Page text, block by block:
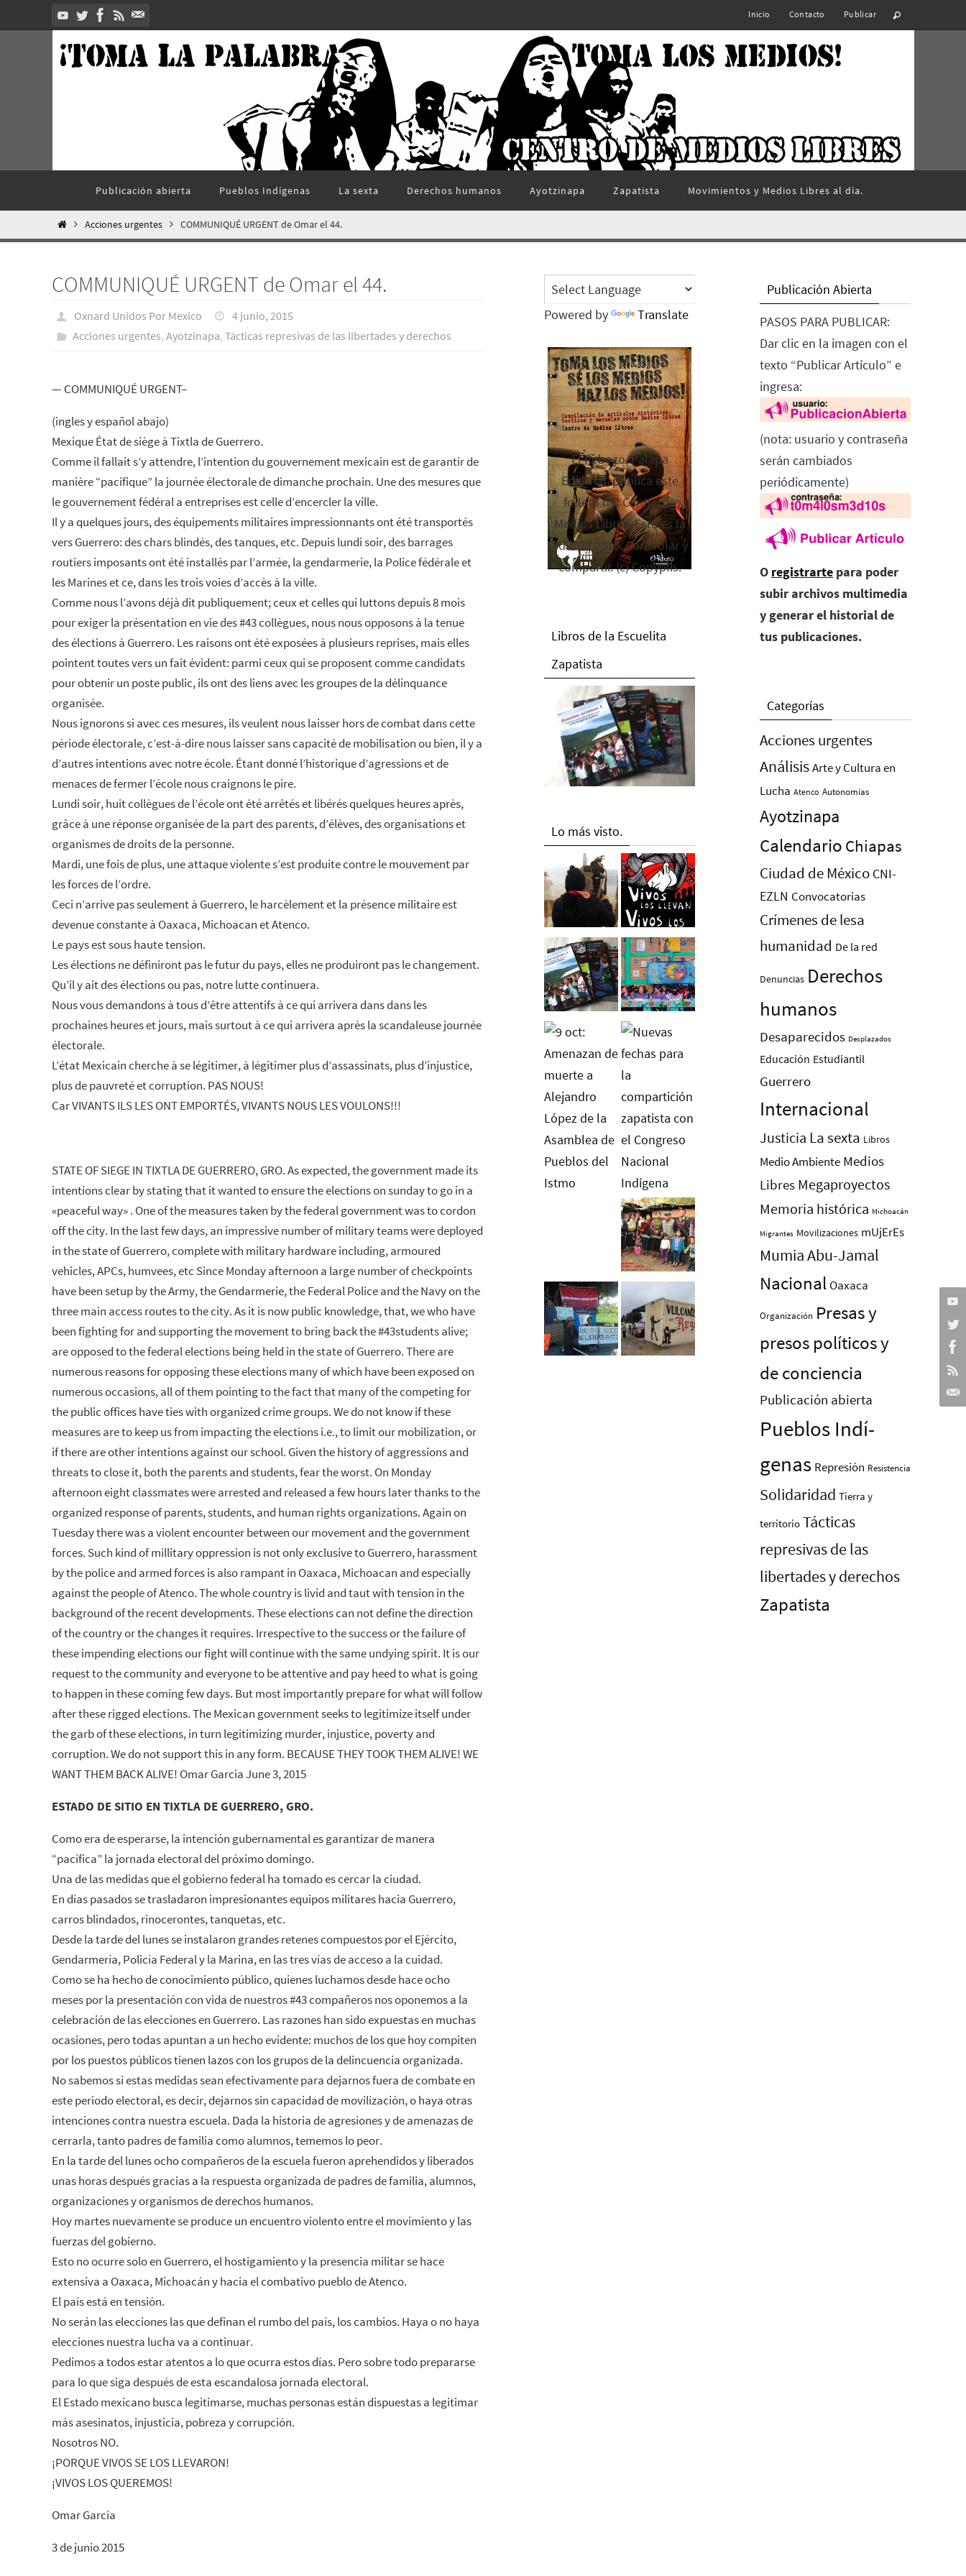
al
Inicio Contacto Publicar
contenido
Publicación abierta Pueblos Indí­genas La sexta Derechos humanos Ayotzinapa Zapatista Movimientos y Medios Libres al día.
InicioAcciones urgentes COMMUNIQUÉ URGENT de Omar el 44.
COMMUNIQUÉ URGENT de Omar el 44.
Oxnard Unidos Por Mexico
4 junio, 2015
Acciones urgentes, Ayotzinapa, Tácticas represivas de las libertades y derechos
— COMMUNIQUÉ URGENT–
(ingles y español abajo)
Mexique État de siège à Tixtla de Guerrero.
Comme il fallait s’y attendre, l’intention du gouvernement mexicain est de garantir de
manière “pacifique” la journée électorale de dimanche prochain. Une des mesures que
le gouvernement fédéral a entreprises est celle d’encercler la ville.
Il y a quelques jours, des équipements militaires impressionnants ont été transportés
vers Guerrero: des chars blindés, des tanques, etc. Depuis lundi soir, des barrages
routiers imposants ont été installés par l’armée, la gendarmerie, la Police fédérale et
les Marines et ce, dans les trois voies d’accès à la ville.
Comme nous l’avons déjà dit publiquement; ceux et celles qui luttons depuis 8 mois
pour exiger la présentation en vie des #43 collègues, nous nous opposons à la tenue
des élections à Guerrero. Les raisons ont été exposées à plusieurs reprises, mais elles
pointent toutes vers un fait évident: parmi ceux qui se proposent comme candidats
pour obtenir un poste public, ils ont des liens avec les groupes de la délinquance
organisée.
Nous ignorons si avec ces mesures, ils veulent nous laisser hors de combat dans cette
période électorale, c’est-à-dire nous laisser sans capacité de mobilisation ou bien, il y a
d’autres intentions avec notre école. Étant donné l’historique d’agressions et de
menaces de fermer l’école nous craignons le pire.
Lundi soir, huit collègues de l’école ont été arrêtés et libérés quelques heures après,
grâce à une réponse organisée de la part des parents, d’élèves, des organisations et
organismes de droits de la personne.
Mardi, une fois de plus, une attaque violente s’est produite contre le mouvement par
les forces de l’ordre.
Ceci n’arrive pas seulement à Guerrero, le harcèlement et la présence militaire est
devenue constante à Oaxaca, Michoacan et Atenco.
Le pays est sous haute tension.
Les élections ne définiront pas le futur du pays, elles ne produiront pas le changement.
Qu’il y ait des élections ou pas, notre lutte continuera.
Nous vous demandons à tous d’être attentifs à ce qui arrivera dans dans les
prochaines heures et jours, mais surtout à ce qui arrivera après la scandaleuse journée
électorale.
L’état Mexicain cherche à se légitimer, à légitimer plus d’assassinats, plus d’injustice,
plus de pauvreté et corruption. PAS NOUS!
Car VIVANTS ILS LES ONT EMPORTÉS, VIVANTS NOUS LES VOULONS!!!
STATE OF SIEGE IN TIXTLA DE GUERRERO, GRO. As expected, the government made its
intentions clear by stating that it wanted to ensure the elections on sunday to go in a
«peaceful way» . One of the measures taken by the federal government was to cordon
off the city. In the last few days, an impressive number of military teams were deployed
in the state of Guerrero, complete with military hardware including, armoured
vehicles, APCs, humvees, etc Since Monday afternoon a large number of checkpoints
have been setup by the Army, the Gendarmerie, the Federal Police and the Navy on the
three main access routes to the city. As it is now public knowledge, that, we who have
been fighting for and supporting the movement to bring back the #43students alive;
are opposed to the federal elections being held in the state of Guerrero. There are
numerous reasons for opposing these elections many of which have been exposed on
numerous occasions, all of them pointing to the fact that many of the competing for
the public offices have ties with organized crime groups. We do not know if these
measures are to keep us from impacting the elections i.e., to limit our mobilization, or
if there are other intentions against our school. Given the history of aggressions and
threats to close it, both the parents and students, fear the worst. On Monday
afternoon eight classmates were arrested and released a few hours later thanks to the
organized response of parents, students, and human rights organizations. Again on
Tuesday there was a violent encounter between our movement and the government
forces. Such kind of millitary oppression is not only exclusive to Guerrero, harassment
by the police and armed forces is also rampant in Oaxaca, Michoacan and especially
against the people of Atenco. The whole country is livid and taut with tension in the
background of the recent developments. These elections can not define the direction
of the country or the changes it requires. Irrespective to the success or the failure of
these impending elections our fight will continue with the same undying spirit. It is our
request to the community and everyone to be attentive and pay heed to what is going
to happen in these coming few days. But most importantly prepare for what will follow
after these rigged elections. The Mexican government seeks to legitimize itself under
the garb of these elections, in turn legitimizing murder, injustice, poverty and
corruption. We do not support this in any form. BECAUSE THEY TOOK THEM ALIVE! WE
WANT THEM BACK ALIVE! Omar Garcia June 3, 2015
ESTADO DE SITIO EN TIXTLA DE GUERRERO, GRO.
Como era de esperarse, la intención gubernamental es garantizar de manera
“pacífica” la jornada electoral del próximo domingo.
Una de las medidas que el gobierno federal ha tomado es cercar la ciudad.
En días pasados se trasladaron impresionantes equipos militares hacia Guerrero,
carros blindados, rinocerontes, tanquetas, etc.
Desde la tarde del lunes se instalaron grandes retenes compuestos por el Ejército,
Gendarmería, Policía Federal y la Marina, en las tres vías de acceso a la cuidad.
Como se ha hecho de conocimiento público, quienes luchamos desde hace ocho
meses por la presentación con vida de nuestros #43 compañeros nos oponemos a la
celebración de las elecciones en Guerrero. Las razones han sido expuestas en muchas
ocasiones, pero todas apuntan a un hecho evidente: muchos de los que hoy compiten
por los puestos públicos tienen lazos con los grupos de la delincuencia organizada.
No sabemos si estas medidas sean efectivamente para dejarnos fuera de combate en
este periodo electoral, es decir, dejarnos sin capacidad de movilización, o haya otras
intenciones contra nuestra escuela. Dada la historia de agresiones y de amenazas de
cerrarla, tanto padres de familia como alumnos, tememos lo peor.
En la tarde del lunes ocho compañeros de la escuela fueron aprehendidos y liberados
unas horas después gracias a la respuesta organizada de padres de familia, alumnos,
organizaciones y organismos de derechos humanos.
Hoy martes nuevamente se produce un encuentro violento entre el movimiento y las
fuerzas del gobierno.
Esto no ocurre solo en Guerrero, el hostigamiento y la presencia militar se hace
extensiva a Oaxaca, Michoacán y hacia el combativo pueblo de Atenco.
El país está en tensión.
No serán las elecciones las que definan el rumbo del país, los cambios. Haya o no haya
elecciones nuestra lucha va a continuar.
Pedimos a todos estar atentos a lo que ocurra estos días. Pero sobre todo prepararse
para lo que siga después de esta escandalosa jornada electoral.
El Estado mexicano busca legitimarse, muchas personas están dispuestas a legitimar
más asesinatos, injusticia, pobreza y corrupción.
Nosotros NO.
¡PORQUE VIVOS SE LOS LLEVARON!
¡VIVOS LOS QUEREMOS!
Omar García
3 de junio 2015
Powered by Translate
El Rebozo, Palapa
Editorial, publica este
folleto del Centro de
Medios Libres. Esta es la
edición 2016. Para rolar y
compartir. (c) Copyplis.
Libros de la Escuelita
Zapatista
Lo más visto.
Publicación Abierta
PASOS PARA PUBLICAR:
Dar clic en la imagen con el
texto “Publicar Artículo” e
ingresa:
(nota: usuario y contraseña
serán cambiados
periódicamente)
O registrarte para poder
subir archivos multimedia
y generar el historial de
tus publicaciones.
Categorías
Acciones urgentes
AnálisisArte y Cultura en
Lucha Atenco Autonomías
Ayotzinapa
Calendario Chiapas
Ciudad de México CNI-
EZLN Convocatorias
Crímenes de lesa
humanidad De la red
Denuncias Derechos
humanos
Desaparecidos Desplazados
Educación Estudiantil
Guerrero
Internacional
Justicia La sexta Libros
Medio Ambiente Medios
Libres Megaproyectos
Memoria histórica Michoacán
Migrantes Movilizaciones mUjErEs
Mumia Abu-Jamal
Nacional Oaxaca
Organización Presas y
presos polí­ticos y
de conciencia
Publicación abierta
Pueblos Indí­
genas Represión Resistencia
Solidaridad Tierra y
territorio Tácticas
represivas de las
libertades y derechos
Zapatista